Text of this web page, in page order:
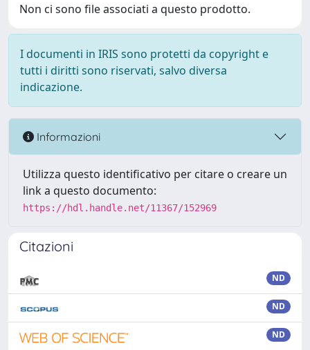
Non ci sono file associati a questo prodotto.
I documenti in IRIS sono protetti da copyright e
tutti i diritti sono riservati, salvo diversa
indicazione.
Informazioni
Utilizza questo identificativo per citare o creare un
link a questo documento:
https://hdl.handle.net/11367/152969
Citazioni
ND
ND
ND